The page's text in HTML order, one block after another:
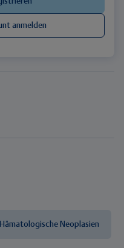
Hämatologische Neoplasien